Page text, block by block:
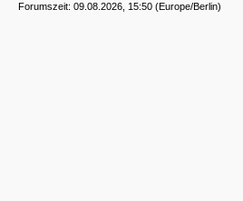
Forumszeit: 09.08.2026, 15:50 (Europe/Berlin)